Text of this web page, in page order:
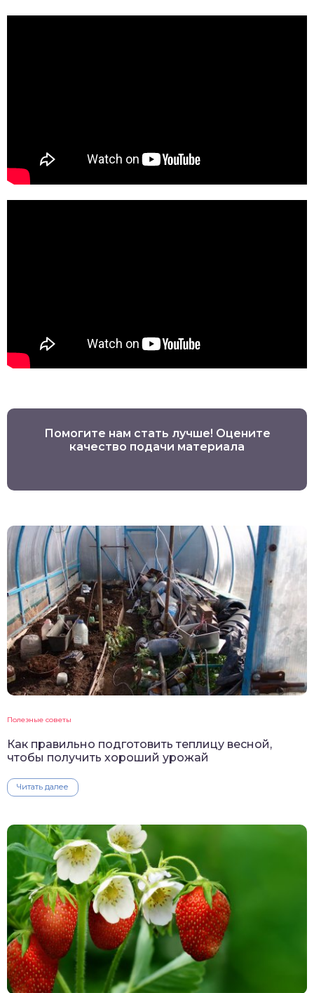
Помогите нам стать лучше! Оцените
качество подачи материала
Полезные советы
Как правильно подготовить теплицу весной,
чтобы получить хороший урожай
Читать далее